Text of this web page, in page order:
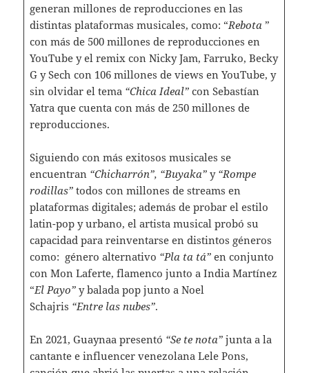
generan millones de reproducciones en las
distintas plataformas musicales, como: “Rebota”
con más de 500 millones de reproducciones en
YouTube y el remix con Nicky Jam, Farruko, Becky
G y Sech con 106 millones de views en YouTube, y
sin olvidar el tema “Chica Ideal”con Sebastían
Yatra que cuenta con más de 250 millones de
reproducciones.
Siguiendo con más exitosos musicales se
encuentran “Chicharrón”, “Buyaka”y “Rompe
rodillas”todos con millones de streams en
plataformas digitales; además de probar el estilo
latin-pop y urbano, el artista musical probó su
capacidad para reinventarse en distintos géneros
como: género alternativo “Pla ta tá”en conjunto
con Mon Laferte, flamenco junto a India Martínez
“El Payo”y balada pop junto a Noel
Schajris “Entre las nubes”.
En 2021, Guaynaa presentó “Se te nota”junta a la
cantante e influencer venezolana Lele Pons,